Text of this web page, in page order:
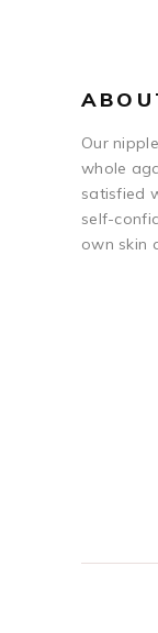
Our
whole
satisfied
self-
own skin